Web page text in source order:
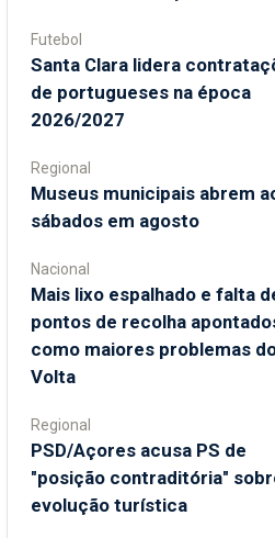
Futebol
Santa Clara lidera
de portugueses na época
2026/2027
Regional
Museus municipais abrem
sábados em agosto
Nacional
Mais lixo espalhado e falta
pontos de recolha
como maiores problemas
Volta
Regional
PSD/Açores acusa PS de
"posição contraditória"
evolução turística